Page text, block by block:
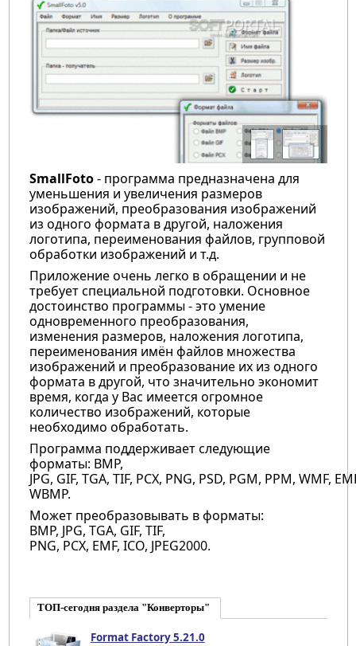
SmallFoto- программа предназначена для
уменьшения и увеличения размеров
изображений, преобразования изображений
из одного формата в другой, наложения
логотипа, переименования файлов, групповой
обработки изображений и т.д.
Приложение очень легко в обращении и не
требует специальной подготовки. Основное
достоинство программы - это умение
одновременного преобразования,
изменения размеров, наложения логотипа,
переименования имён файлов множества
изображений и преобразование их из одного
формата в другой, что значительно экономит
время, когда у Вас имеется огромное
количество изображений, которые
необходимо обработать.
Программа поддерживает следующие
форматы: BMP,
JPG, GIF, TGA, TIF, PCX, PNG, PSD, PGM, PPM, WMF,
WBMP.
Может преобразовывать в форматы:
BMP, JPG, TGA, GIF, TIF,
PNG, PCX, EMF, ICO, JPEG2000.
ТОП-сегодня раздела "Конверторы"
Format Factory 5.21.0